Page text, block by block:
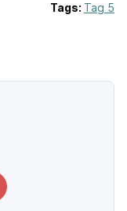
Tags: Tag 5